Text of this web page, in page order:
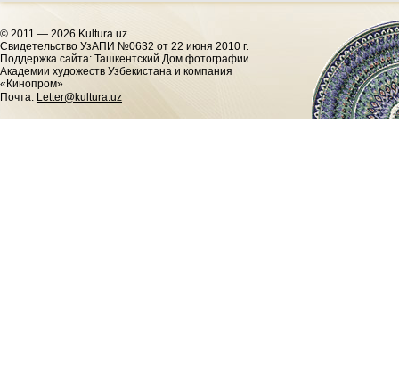
© 2011 — 2026 Kultura.uz.
Cвидетельство УзАПИ №0632 от 22 июня 2010 г.
Поддержка сайта: Ташкентский Дом фотографии
Академии художеств Узбекистана и компания
«Кинопром»
Почта: Letter@kultura.uz